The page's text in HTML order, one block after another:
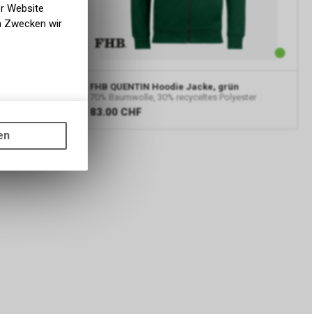
FHB QUENTIN Hoodie Jacke, grün
70% Baumwolle, 30% recyceltes Polyester
83.00 CHF
Website
Zwecken wir
wie die
die
die auf
der
von